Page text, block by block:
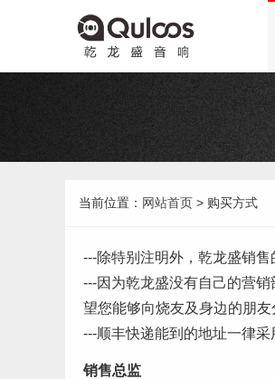
当前位置： 网站首页 > 购买方式
---除特别注明外，乾龙盛销
---因为乾龙盛没有自己的营
望您能够向烧友及身边的朋
---顺丰快递能到的地址一律
销售总监